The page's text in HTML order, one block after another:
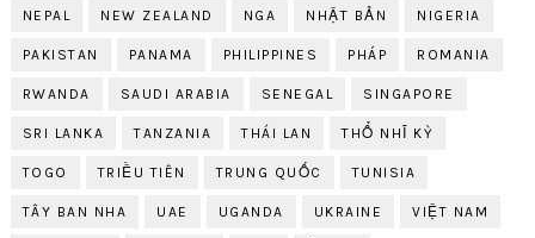
NEPAL NEW ZEALAND NGA NHẬT BẢN NIGERIA
PAKISTAN PANAMA PHILIPPINES PHÁP ROMANIA
RWANDA SAUDI ARABIA SENEGAL SINGAPORE
SRI LANKA TANZANIA THÁI LAN THỔ NHĨ KỲ
TOGO TRIỀU TIÊN TRUNG QUỐC TUNISIA
TÂY BAN NHA UAE UGANDA UKRAINE VIỆT NAM